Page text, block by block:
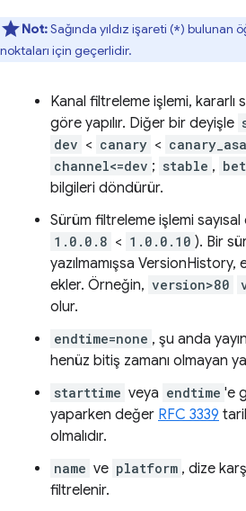
Not:Sağında yıldız işareti (*) bulunan
noktaları için geçerlidir.
Kanal filtreleme işlemi, kararlı
göre yapılır. Diğer bir deyişle
dev < canary <
channel<=dev ; stable ,
bilgileri döndürür.
Sürüm filtreleme işlemi sayısal
1.0.0.8 < 1.0.0.10 ). Bir
yazılmamışsa VersionHistory,
ekler. Örneğin, version>80
olur.
endtime=none , şu anda
henüz bitiş zamanı olmayan
starttime veya endtime 'e
yaparken değer RFC 3339
olmalıdır.
name ve platform , dize
filtrelenir.